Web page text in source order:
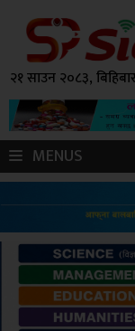
२१ साउन २०८३,
MENUS